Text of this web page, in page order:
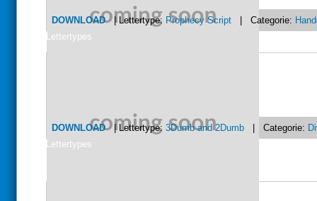
DOWNLOAD| Lettertype: Prophecy Script | Categorie:
Lettertypes
DOWNLOAD| Lettertype: 3Dumb and 2Dumb | Categorie:
Lettertypes